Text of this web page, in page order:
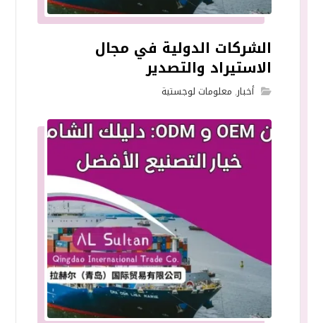
الشركات الدولية في مجال
الاستيراد والتصدير
أخبار, معلومات لوجستية